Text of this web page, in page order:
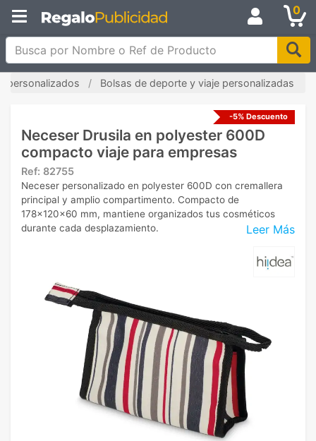
0
Busca por Nombre o Ref de Producto
personalizados Bolsas de deporte y viaje personalizadas
-5% Descuento
Neceser Drusila en polyester 600D
compacto viaje para empresas
Ref: 82755
Leer Más
Neceser personalizado en polyester 600D con cremallera
principal y amplio compartimento. Compacto de
178x120x60 mm, mantiene organizados tus cosméticos
durante cada desplazamiento.